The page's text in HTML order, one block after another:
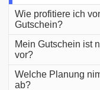
Wie profitiere ich
Gutschein?
Mein Gutschein ist
vor?
Welche Planung
ab?